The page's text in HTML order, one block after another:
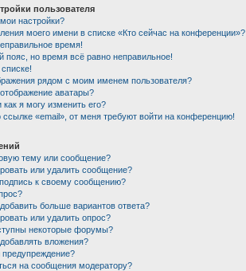
пользователя
настройки?
моего имени в списке «Кто сейчас на конференции»?
время!
пояс, но время всё равно неправильное!
рядом с моим именем пользователя?
аватары?
как я могу изменить его?
ссылке «email», от меня требуют войти на конференцию!
тему или сообщение?
или удалить сообщение?
к своему сообщению?
больше вариантов ответа?
или удалить опрос?
некоторые форумы?
вложения?
на сообщения модератору?